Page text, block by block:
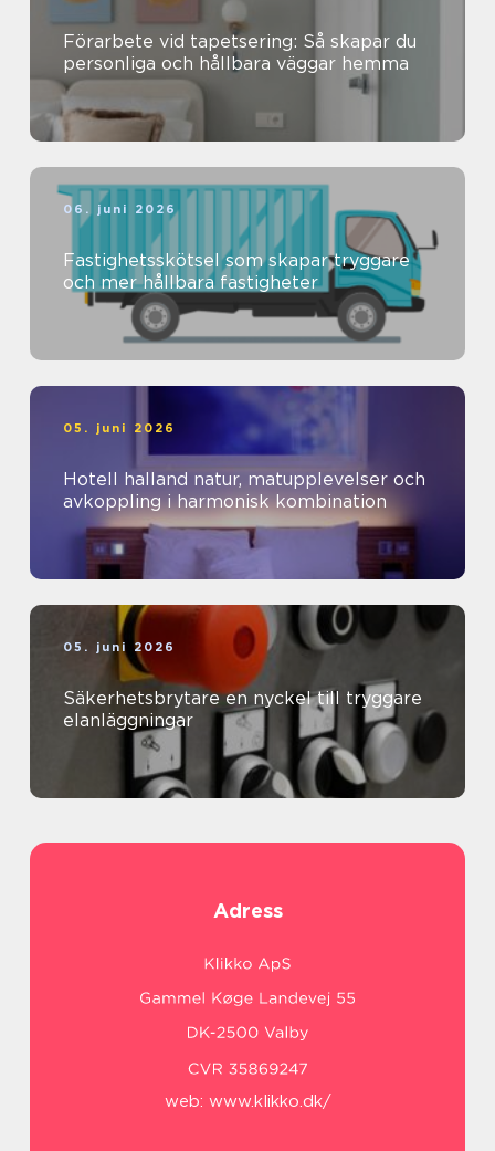
Förarbete vid tapetsering: Så skapar du
personliga och hållbara väggar hemma
06. juni 2026
Fastighetsskötsel som skapar tryggare
och mer hållbara fastigheter
05. juni 2026
Hotell halland natur, matupplevelser och
avkoppling i harmonisk kombination
05. juni 2026
Säkerhetsbrytare en nyckel till tryggare
elanläggningar
Adress
web: www.klikko.dk/